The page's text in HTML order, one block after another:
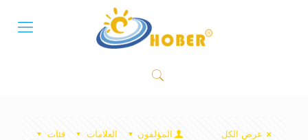
فئات العلامات المؤلفون عرض الكل